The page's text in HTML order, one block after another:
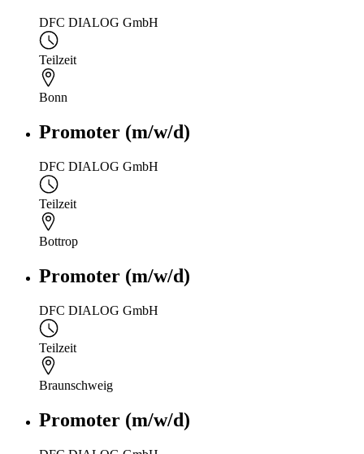
DFC DIALOG GmbH
Teilzeit
Bonn
Promoter (m/w/d)
DFC DIALOG GmbH
Teilzeit
Bottrop
Promoter (m/w/d)
DFC DIALOG GmbH
Teilzeit
Braunschweig
Promoter (m/w/d)